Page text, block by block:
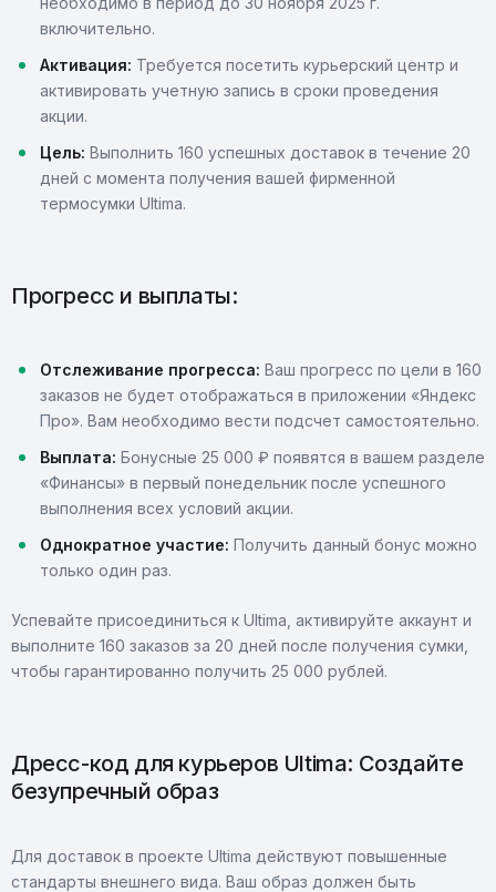
включительно.
Активация: Требуется посетить курьерский центр и
активировать учетную запись в сроки проведения
акции.
Цель: Выполнить 160 успешных доставок в течение 20
дней с момента получения вашей фирменной
термосумки Ultima.
Прогресс и выплаты:
Отслеживание прогресса: Ваш прогресс по цели в 160
заказов не будет отображаться в приложении «Яндекс
Про». Вам необходимо вести подсчет самостоятельно.
Выплата: Бонусные 25 000 ₽ появятся в вашем разделе
«Финансы» в первый понедельник после успешного
выполнения всех условий акции.
Однократное участие: Получить данный бонус можно
только один раз.
Успевайте присоединиться к Ultima, активируйте аккаунт и
выполните 160 заказов за 20 дней после получения сумки,
чтобы гарантированно получить 25 000 рублей.
Дресс-код для курьеров Ultima: Создайте
безупречный образ
Для доставок в проекте Ultima действуют повышенные
стандарты внешнего вида. Ваш образ должен быть